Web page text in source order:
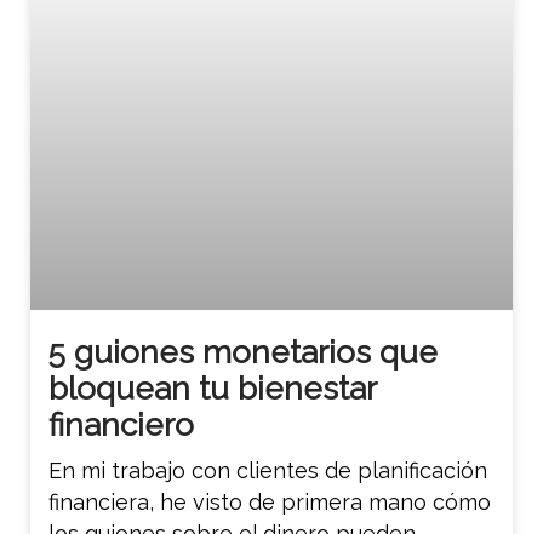
5 guiones monetarios que
bloquean tu bienestar
financiero
En mi trabajo con clientes de planificación
financiera, he visto de primera mano cómo